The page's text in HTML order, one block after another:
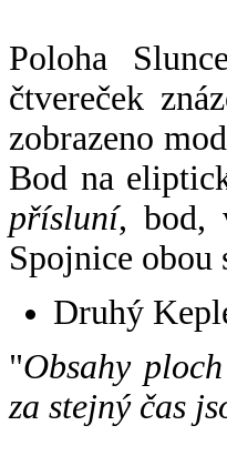
Poloha
čtvereček
zobrazeno
Bod na
přísluní, bod,
Spojnice obou
Druhý
"Obsahy
za stejný čas